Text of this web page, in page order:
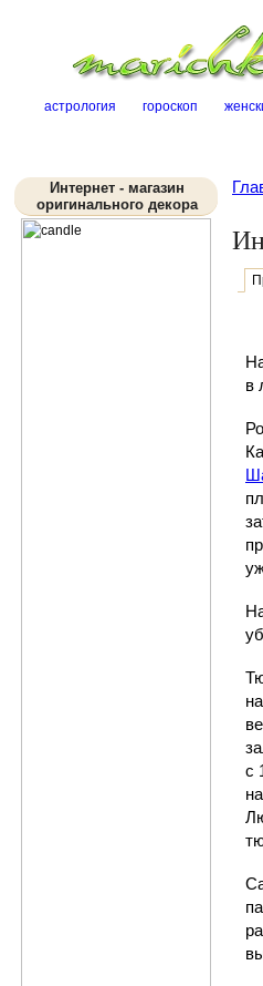
астрология гороскоп
Интернет - магазин
оригинального декора
в
с